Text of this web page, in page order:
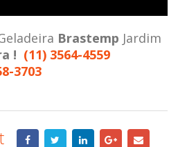
Brastemp Jardim
! (11) 3564-4559
3703